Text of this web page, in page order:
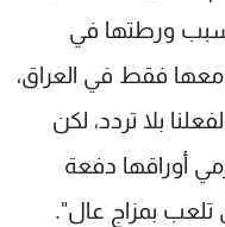
سبب ورطتها في
معها فقط في العراق،
بلا تردد، لكن
أوراقها دفعة
بمزاج عال".